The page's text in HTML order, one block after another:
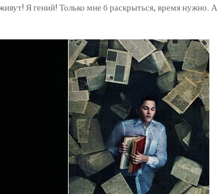
Я гений! Только мне б раскрыться, время нужно. А